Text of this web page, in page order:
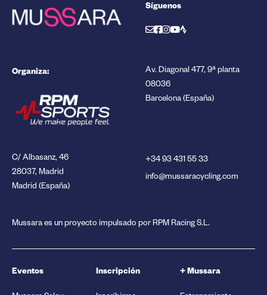
Síguenos
Organiza:
Av. Diagonal 477, 9ª planta
08036
Barcelona (España)
C/ Albasanz, 46
28037, Madrid
Madrid (España)
+34 93 431 55 33
info@mussaracycling.com
Mussara es un proyecto impulsado por RPM Racing S.L.
Eventos Inscripción + Mussara